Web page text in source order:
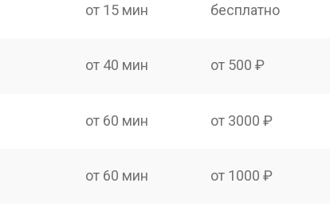
от 15 мин бесплатно
от 40 мин от 500 ₽
от 60 мин от 3000 ₽
от 60 мин от 1000 ₽